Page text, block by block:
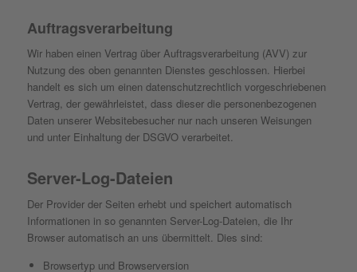
Auftragsverarbeitung
Wir haben einen Vertrag über Auftragsverarbeitung (AVV) zur
Nutzung des oben genannten Dienstes geschlossen. Hierbei
handelt es sich um einen datenschutzrechtlich vorgeschriebenen
Vertrag, der gewährleistet, dass dieser die personenbezogenen
Daten unserer Websitebesucher nur nach unseren Weisungen
und unter Einhaltung der DSGVO verarbeitet.
Server-Log-Dateien
Der Provider der Seiten erhebt und speichert automatisch
Informationen in so genannten Server-Log-Dateien, die Ihr
Browser automatisch an uns übermittelt. Dies sind:
Browsertyp und Browserversion